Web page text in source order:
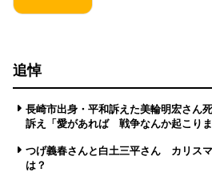
追悼
長崎市出身・平和訴えた美輪明宏さん
訴え「愛があれば 戦争なんか起こりま
つげ義春さんと白土三平さん カリス
は？